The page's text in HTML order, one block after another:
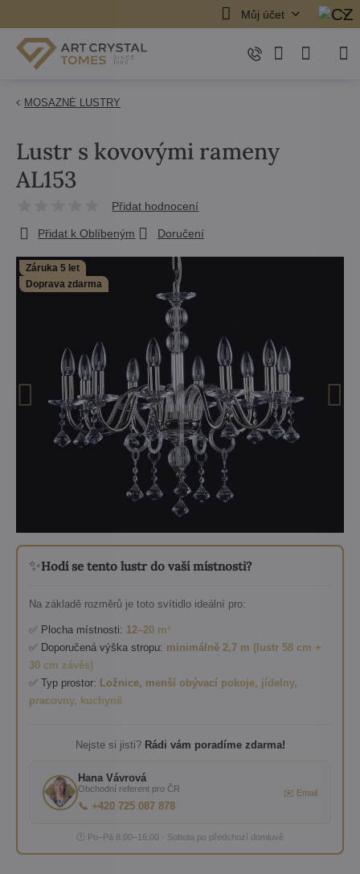
Můj účet
MOSAZNÉ LUSTRY
Záruka 5 let
Doprava zdarma
✨Hodí se tento lustr do vaší místnosti?
Na základě rozměrů je toto svítidlo ideální pro:
✅ Plocha místnosti: 12–20 m²
✅ Doporučená výška stropu: minimálně 2,7 m (lustr 58 cm +
30 cm závěs)
✅ Typ prostor: Ložnice, menší obývací pokoje, jídelny,
pracovny, kuchyně
Nejste si jisti? Rádi vám poradíme zdarma!
Hana Vávrová
Obchodní referent pro ČR
📞 +420 725 087 878
✉️ Email
🕐 Po–Pá 8:00–16:00 · Sobota po předchozí domluvě
Lustr s kovovými rameny
AL153
Přidat hodnocení
Přidat k Oblíbeným Doručení